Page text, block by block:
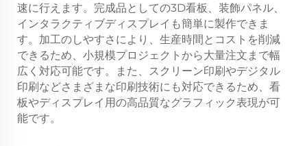
速に行えます。完成品としての3D看板、装飾パネル、
インタラクティブディスプレイも簡単に製作できま
す。加工のしやすさにより、生産時間とコストを削減
できるため、小規模プロジェクトから大量注文まで幅
広く対応可能です。また、スクリーン印刷やデジタル
印刷などさまざまな印刷技術にも対応できるため、看
板やディスプレイ用の高品質なグラフィック表現が可
能です。